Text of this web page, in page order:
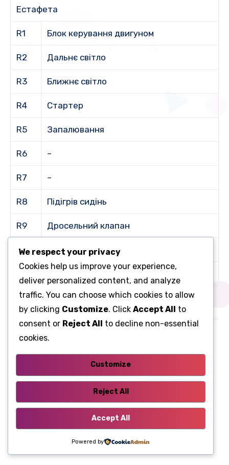
Естафета
R1 Блок керування двигуном
R2 Дальнє світло
R3 Ближнє світло
R4 Стартер
R5 Запалювання
R6 –
R7 –
R8 Підігрів сидінь
R9 Дросельний клапан
R10 Паливний насос
Передній протитуманний фар
Щиток запобіжників 3
We respect your privacy
Cookies help us improve your experience,
deliver personalized content, and analyze
traffic. You can choose which cookies to allow
by clicking Customize. Click Accept All to
consent or Reject All to decline non-essential
cookies.
Customize
Reject All
Accept All
Powered by